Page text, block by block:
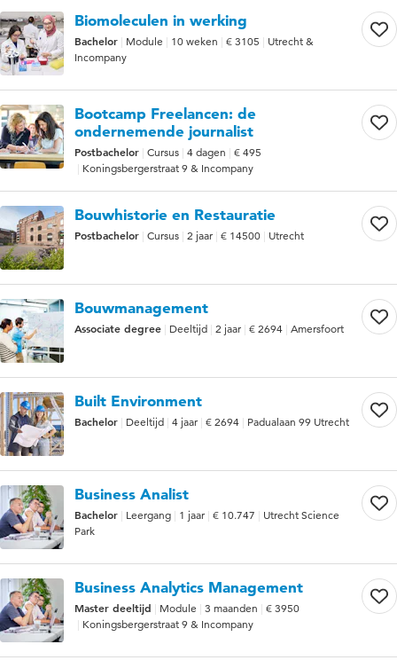
Biomoleculen in werking
Bachelor Module 10 weken € 3105
Utrecht &
Incompany
Bootcamp Freelancen: de
ondernemende journalist
Postbachelor Cursus 4 dagen
€ 495
Koningsbergerstraat 9 & Incompany
Bouwhistorie en Restauratie
Postbachelor Cursus 2 jaar € 14500 Utrecht
Bouwmanagement
Associate degree Deeltijd 2 jaar € 2694 Amersfoort
Built Environment
Bachelor Deeltijd 4 jaar € 2694 Padualaan 99 Utrecht
Business Analist
Bachelor Leergang 1 jaar € 10.747
Utrecht Science
Park
Business Analytics Management
Master deeltijd Module 3 maanden
€ 3950
Koningsbergerstraat 9 & Incompany